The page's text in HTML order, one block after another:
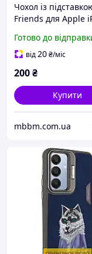
Чохол із
Friends для Apple
оригінальною
Blue Wolf
Готово до
від20₴/міс
200₴
Купити
mbbm.com.ua